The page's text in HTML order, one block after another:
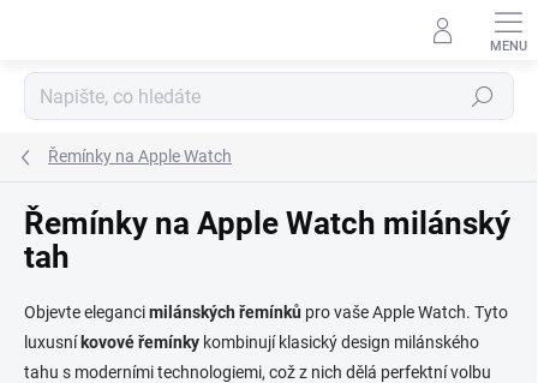
Hledat
Řemínky na Apple Watch
Řemínky na Apple Watch milánský
tah
Objevte elegancimilánských řemínků pro vaše Apple Watch. Tyto
luxusní kovové řemínky kombinují klasický design milánského
tahu s moderními technologiemi, což z nich dělá perfektní volbu